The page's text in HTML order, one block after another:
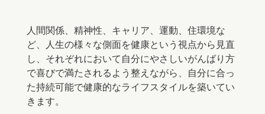
人間関係、精神性、キャリア、運動、住環境な
ど、
人生の様々な側面を健康という視点から見直
し、それぞれにおいて自分にやさしいがんばり方
で喜びで満たされるよう整えながら、自分に合っ
た持続可能で健康的なライフスタイルを築いてい
きます。